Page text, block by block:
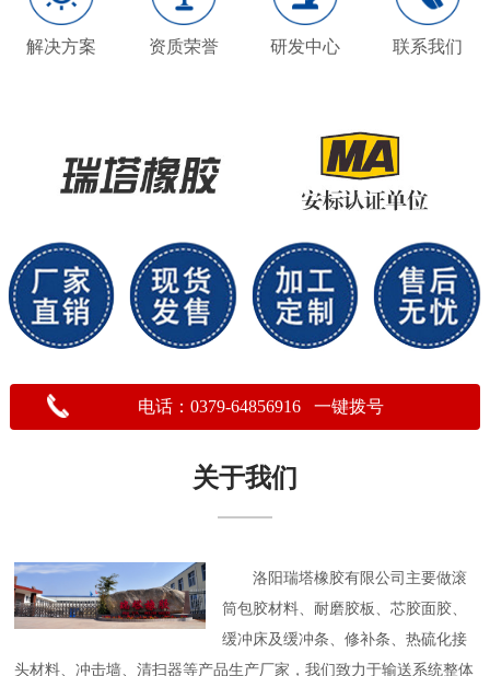
解决方案 资质荣誉 研发中心 联系我们
电话：0379-64856916 一键拨号
关于我们
洛阳瑞塔橡胶有限公司主要做滚
筒包胶材料、耐磨胶板、芯胶面胶、
缓冲床及缓冲条、修补条、热硫化接
头材料、冲击墙、清扫器等产品生产厂家，我们致力于输送系统整体